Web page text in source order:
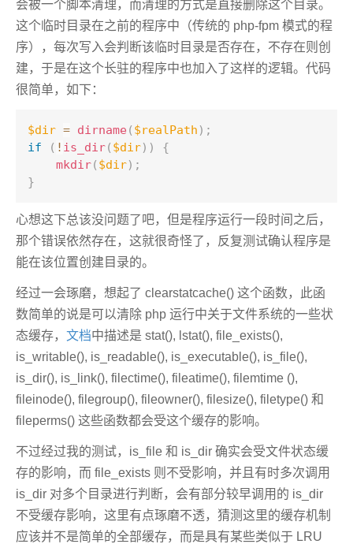
会被一个脚本清理，而清理的方式是直接删除这个目录。
这个临时目录在之前的程序中（传统的 php-fpm 模式的程
序），每次写入会判断该临时目录是否存在，不存在则创
建，于是在这个长驻的程序中也加入了这样的逻辑。代码
很简单，如下：
$dir = dirname ( $realPath ) ;
if
( ! is_dir( $dir) )
{
mkdir( $dir) ;
}
心想这下总该没问题了吧，但是程序运行一段时间之后，
那个错误依然存在，这就很奇怪了，反复测试确认程序是
能在该位置创建目录的。
经过一会琢磨，想起了 clearstatcache() 这个函数，此函
数简单的说是可以清除 php 运行中关于文件系统的一些状
态缓存， 文档中描述是 stat(), lstat(), file_exists(),
is_writable(), is_readable(), is_executable(), is_file(),
is_dir(), is_link(), filectime(), fileatime(), filemtime (),
fileinode(), filegroup(), fileowner(), filesize(), filetype() 和
fileperms() 这些函数都会受这个缓存的影响。
不过经过我的测试，is_file 和 is_dir 确实会受文件状态缓
存的影响，而 file_exists 则不受影响，并且有时多次调用
is_dir 对多个目录进行判断，会有部分较早调用的 is_dir
不受缓存影响，这里有点琢磨不透，猜测这里的缓存机制
应该并不是简单的全部缓存，而是具有某些类似于 LRU